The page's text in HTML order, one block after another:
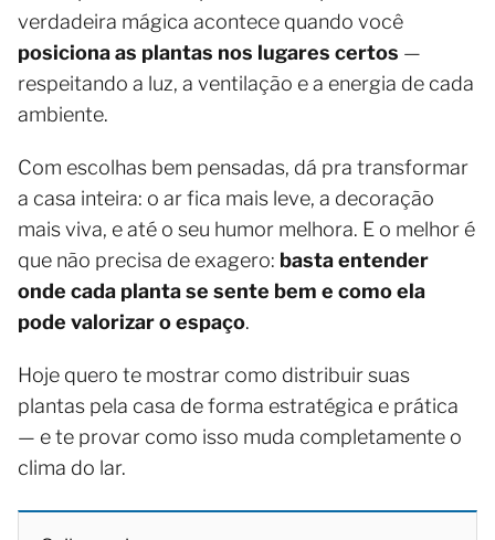
verdadeira mágica acontece quando você
posiciona as plantas nos lugares certos —
respeitando a luz, a ventilação e a energia de cada
ambiente.
Com escolhas bem pensadas, dá pra transformar
a casa inteira: o ar fica mais leve, a decoração
mais viva, e até o seu humor melhora. E o melhor é
que não precisa de exagero: basta entender
onde cada planta se sente bem e como ela
pode valorizar o espaço.
Hoje quero te mostrar como distribuir suas
plantas pela casa de forma estratégica e prática
— e te provar como isso muda completamente o
clima do lar.